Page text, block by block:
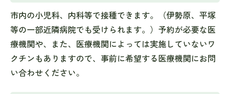
市内の小児科、内科等で接種できます。（伊勢原、平塚
等の一部近隣病院でも受けられます。）予約が必要な医
療機関や、また、医療機関によっては実施していないワ
クチンもありますので、事前に希望する医療機関にお問
い合わせください。